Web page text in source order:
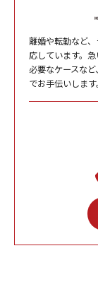
離婚や転勤など
応しています。
必要なケースな
でお手伝いします。